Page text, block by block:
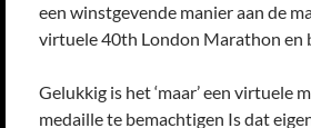
een winstgevende manier aan de
virtuele 40th London Marathon en
Gelukkig is het ‘maar’ een virtuele
medaille te bemachtigen Is dat